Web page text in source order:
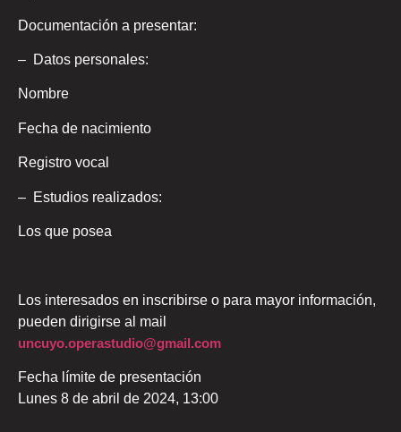
Documentación a presentar:
– Datos personales:
Nombre
Fecha de nacimiento
Registro vocal
– Estudios realizados:
Los que posea
Los interesados en inscribirse o para mayor información,
pueden dirigirse al mail
uncuyo.operastudio@gmail.com
Fecha límite de presentación
Lunes 8 de abril de 2024, 13:00